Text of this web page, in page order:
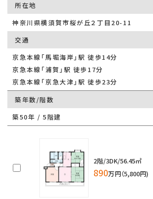
所在地
神奈川県横須賀市桜が丘２丁目20-11
交通
京急本線「馬堀海岸」駅 徒歩14分
京急本線「浦賀」駅 徒歩17分
京急本線「京急大津」駅 徒歩23分
築年数/階数
築50年 / 5階建
2階/3DK/56.45㎡
890万円（5,800円)